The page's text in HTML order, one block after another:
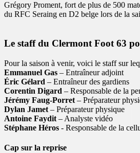
Grégory Proment, fort de plus de 500
du RFC Seraing en D2 belge lors de la
Le staff du Clermont Foot 63
Pour la saison à venir, voici le staff sur
Emmanuel Gas – Entraîneur adjoint
Éric Gélard – Entraîneur des gardiens
Corentin Digard – Responsable de la
Jérémy Faug-Porret – Préparateur
Dylan Jamet – Préparateur physique
Antoine Faydit – Analyste vidéo
Stéphane Héros - Responsable de la
Cap sur la reprise